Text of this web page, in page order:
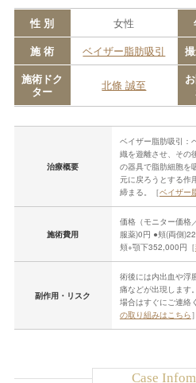
性 別 女性
施 術
ベイザー脂肪吸引
施術ドク
ター
北條 誠至
治療概要
ベイザー脂肪吸引：
織を遊離させ、その
の器具で脂肪細胞を
元に戻ろうとする作
締まる。［ベイザー
施術費用
価格（モニター価格
服薬)0円 ●頬(両側
頬+顎下352,000円［
副作用・リスク
術後には内出血や浮
痛などが出現します
場合はすぐにご連絡
の取り組みはこちら］